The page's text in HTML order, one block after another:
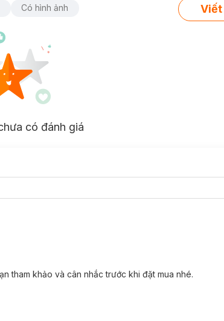
Có hình ảnh Viết
có đánh giá
tham khảo và cân nhắc trước khi đặt mua nhé.